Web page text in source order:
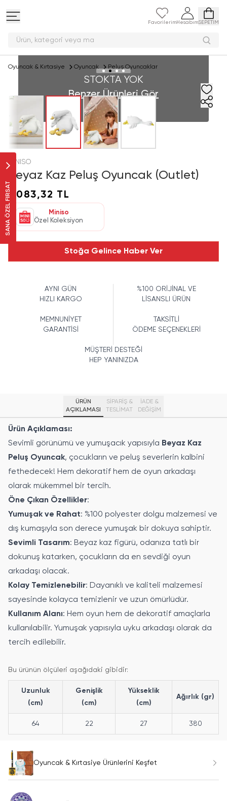
Favorilerim HesabımSEPETİM
Ürün, kategori ve
SANA ÖZEL FIRSAT
Oyuncak & Kırtasiye Oyuncak Peluş Oyuncaklar
STOKTA YOK
Benzer Ürünleri Gör
MINISO
Beyaz Kaz Peluş Oyuncak (Outlet)
1.083,32 TL
Miniso
Özel Koleksiyon
Stoğa Gelince Haber Ver
AYNI GÜN
HIZLI KARGO
%100 ORİJİNAL VE
LİSANSLI ÜRÜN
MEMNUNİYET
GARANTİSİ
TAKSİTLİ
ÖDEME SEÇENEKLERİ
MÜŞTERİ DESTEĞİ
HEP YANINIZDA
ÜRÜN
AÇIKLAMASI
SİPARİŞ &
TESLİMAT
İADE &
DEĞİŞİM
Ürün Açıklaması:
Sevimli görünümü ve yumuşacık yapısıyla Beyaz Kaz
Peluş Oyuncak, çocukların ve peluş severlerin kalbini
fethedecek! Hem dekoratif hem de oyun arkadaşı
olarak mükemmel bir tercih.
Öne Çıkan Özellikler:
Yumuşak ve Rahat: %100 polyester dolgu malzemesi ve
dış kumaşıyla son derece yumuşak bir dokuya sahiptir.
Sevimli Tasarım: Beyaz kaz figürü, odanıza tatlı bir
dokunuş katarken, çocukların da en sevdiği oyun
arkadaşı olacak.
Kolay Temizlenebilir: Dayanıklı ve kaliteli malzemesi
sayesinde kolayca temizlenir ve uzun ömürlüdür.
Kullanım Alanı: Hem oyun hem de dekoratif amaçlarla
kullanılabilir. Yumuşak yapısıyla uyku arkadaşı olarak da
tercih edilebilir.
Bu ürünün ölçüleri aşağıdaki gibidir:
Uzunluk
(cm)
Genişlik
(cm)
Yükseklik
(cm)
Ağırlık (gr)
64 22 27 380
Oyuncak & Kırtasiye Ürünlerini Keşfet